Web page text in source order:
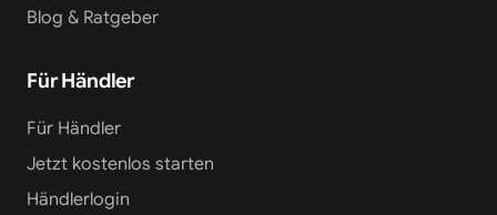
Blog & Ratgeber
Für Händler
Für Händler
Jetzt kostenlos starten
Händlerlogin